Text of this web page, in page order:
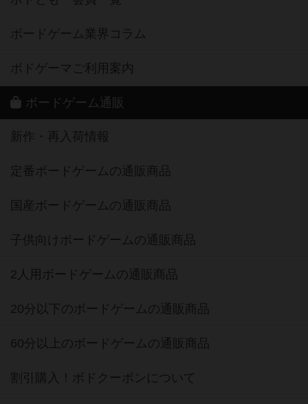
ボードゲーム業界コラム
ボドゲーマご利用案内
ボードゲーム通販
新作・再入荷情報
定番ボードゲームの通販商品
国産ボードゲームの通販商品
子供向けボードゲームの通販商品
2人用ボードゲームの通販商品
20分以下のボードゲームの通販商品
60分以上のボードゲームの通販商品
割引購入！ボドクーポンについて